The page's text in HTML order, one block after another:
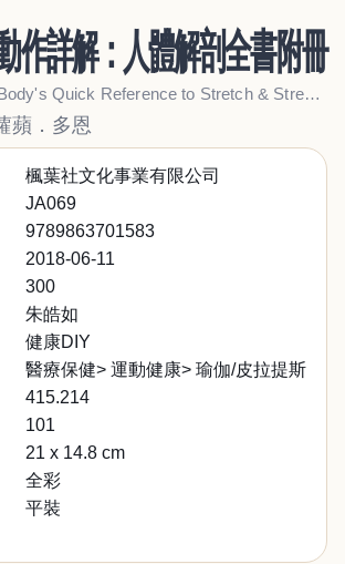
作詳解：人體解剖全書附冊
Trail Guide to the Body's Quick Reference to Stretch & Strengthen
蘋．多恩
楓葉社文化事業有限公司
JA069
9789863701583
2018-06-11
300
朱皓如
健康DIY
醫療保健> 運動健康> 瑜伽/皮拉提斯/伸展
415.214
101
21 x 14.8 cm
全彩
平裝